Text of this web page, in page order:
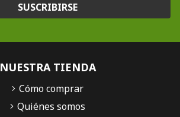
SUSCRIBIRSE
NUESTRA TIENDA
Cómo comprar
Quiénes somos